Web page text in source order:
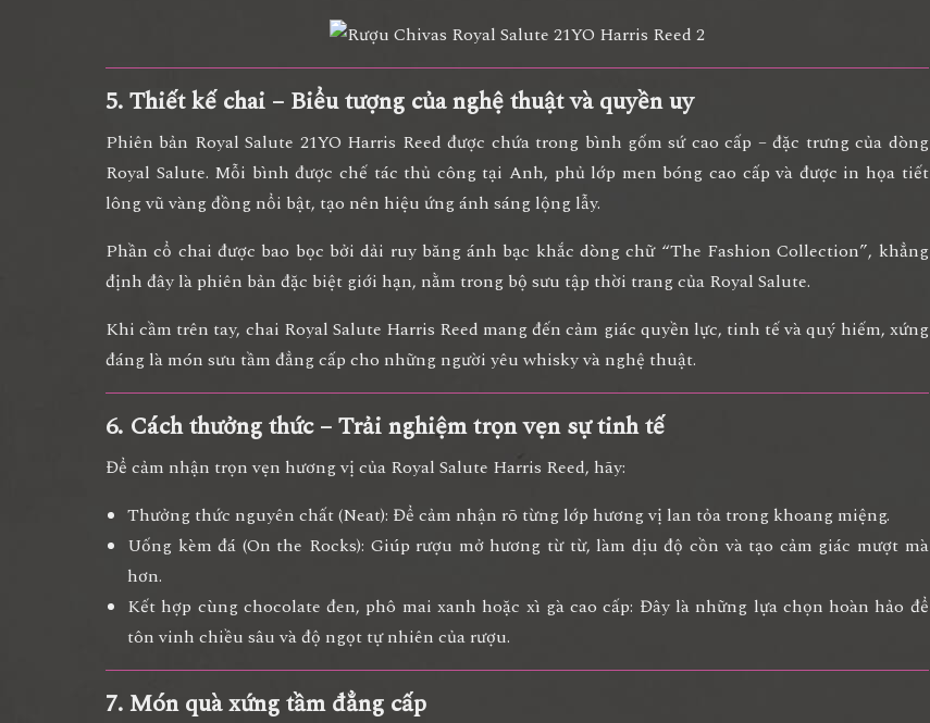
5. Thiết kế chai – Biểu tượng của nghệ thuật và quyền uy
Phiên bản Royal Salute 21YO Harris Reed được chứa trong bình gốm sứ cao cấp – đặc trưng của dòng
Royal Salute. Mỗi bình được chế tác thủ công tại Anh, phủ lớp men bóng cao cấp và được in họa tiết
lông vũ vàng đồng nổi bật, tạo nên hiệu ứng ánh sáng lộng lẫy.
Phần cổ chai được bao bọc bởi dải ruy băng ánh bạc khắc dòng chữ “The Fashion Collection”, khẳng
định đây là phiên bản đặc biệt giới hạn, nằm trong bộ sưu tập thời trang của Royal Salute.
Khi cầm trên tay, chai Royal Salute Harris Reed mang đếncảm giác quyền lực, tinh tế và quý hiếm, xứng
đáng là món sưu tầm đẳng cấp cho những người yêu whisky và nghệ thuật.
6. Cách thưởng thức – Trải nghiệm trọn vẹn sự tinh tế
Để cảm nhận trọn vẹn hương vị của Royal Salute Harris Reed, hãy:
Thưởng thức nguyên chất (Neat): Để cảm nhận rõ từng lớp hương vị lan tỏa trong khoang miệng.
Uống kèm đá (On the Rocks): Giúp rượu mở hương từ từ, làm dịu độ cồn và tạo cảm giác mượt mà
hơn.
Kết hợp cùng chocolate đen, phô mai xanh hoặc xì gà cao cấp: Đây là những lựa chọn hoàn hảo để
tôn vinh chiều sâu và độ ngọt tự nhiên của rượu.
7. Món quà xứng tầm đẳng cấp